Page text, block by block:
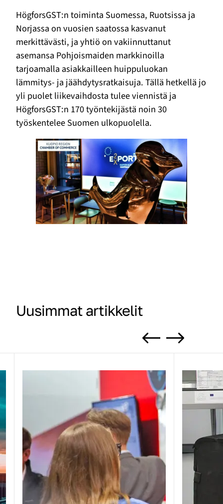
HögforsGST:n toiminta Suomessa, Ruotsissa ja
Norjassa on vuosien saatossa kasvanut
merkittävästi, ja yhtiö on vakiinnuttanut
asemansa Pohjoismaiden markkinoilla
tarjoamalla asiakkailleen huippuluokan
lämmitys- ja jäähdytysratkaisuja. Tällä hetkellä jo
yli puolet liikevaihdosta tulee viennistä ja
HögforsGST:n 170 työntekijästä noin 30
työskentelee Suomen ulkopuolella.
Uusimmat artikkelit